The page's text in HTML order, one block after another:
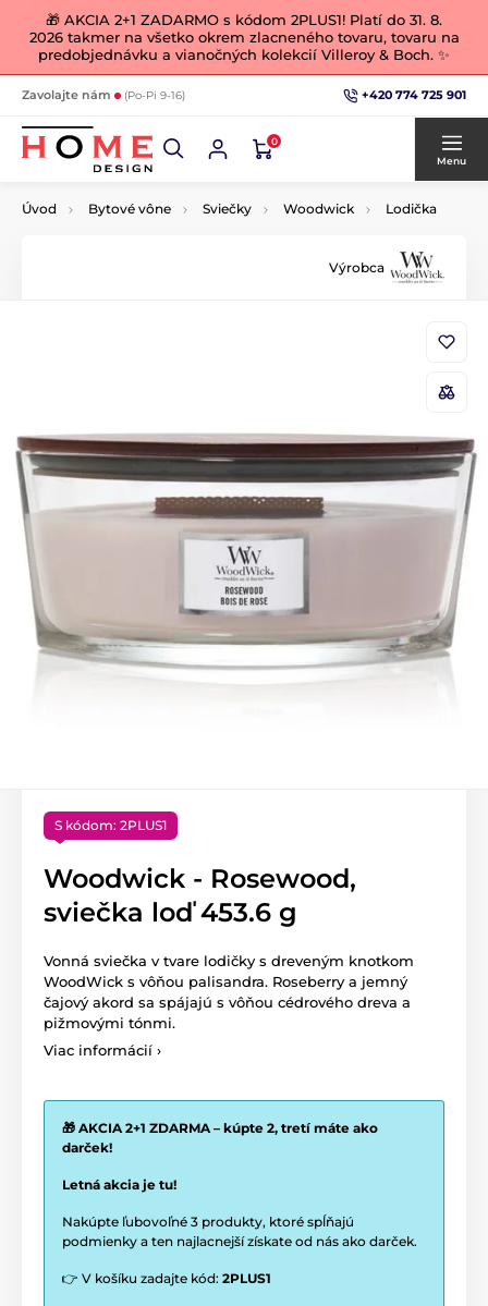
🎁 AKCIA 2+1 ZADARMO s kódom 2PLUS1! Platí do 31. 8.
2026 takmer na všetko okrem zlacneného tovaru, tovaru na
predobjednávku a vianočných kolekcií Villeroy & Boch. ✨
Zavolajte nám (Po-Pi 9-16) +420 774 725 901
0
Menu
Úvod Bytové vône Sviečky Woodwick Lodička
Výrobca
S kódom: 2PLUS1
Woodwick - Rosewood,
sviečka loď 453.6 g
Vonná sviečka v tvare lodičky s dreveným knotkom
WoodWick s vôňou palisandra. Roseberry a jemný
čajový akord sa spájajú s vôňou cédrového dreva a
pižmovými tónmi.
Viac informácií ›
🎁 AKCIA 2+1 ZDARMA – kúpte 2, tretí máte ako
darček!
Letná akcia je tu!
Nakúpte ľubovoľné 3 produkty, ktoré spĺňajú
podmienky a ten najlacnejší získate od nás ako darček.
👉 V košíku zadajte kód: 2PLUS1